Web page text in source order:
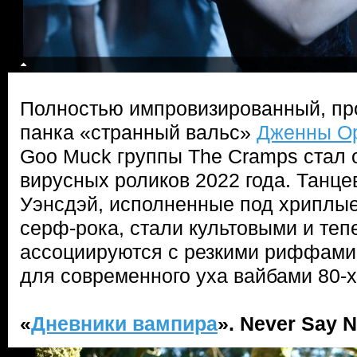
Полностью импровизированный,
панка «странный вальс» Дженны
Goo Muck группы The Cramps
вирусных роликов 2022 года.
Уэнсдэй, исполненные под
серф-рока, стали культовыми и
ассоциируются с резкими
для современного уха вайбами 80-
«Дневники вампира». Never Say